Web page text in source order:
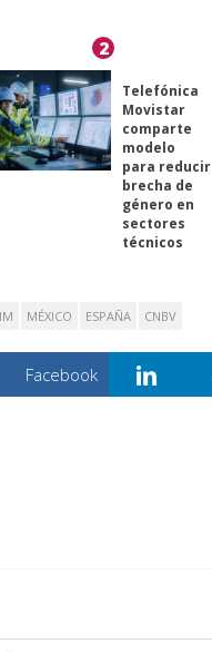
2
Telefónica
Movistar
comparte
modelo
para reducir
brecha de
género en
sectores
técnicos
MÉXICO ESPAÑA CNBV
Facebook